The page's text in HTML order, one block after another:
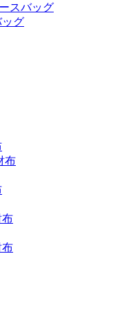
スバッグ
グ
布
布
布